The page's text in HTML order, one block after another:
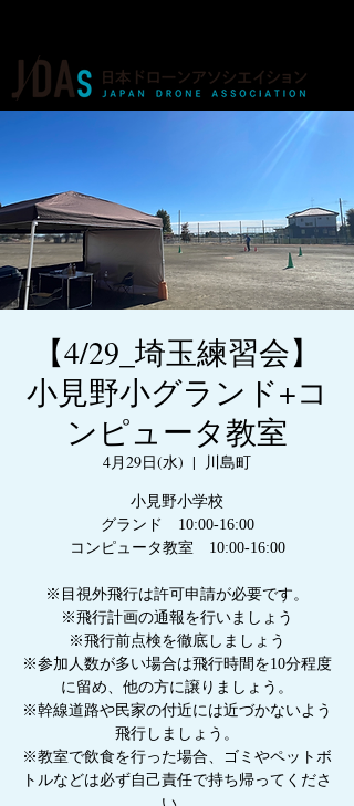
【4/29_埼玉練習会】
小見野小グランド+コ
ンピュータ教室
4月29日(水)
  |
川島町
小見野小学校
グランド 10:00-16:00
コンピュータ教室 10:00-16:00
※目視外飛行は許可申請が必要です。
※飛行計画の通報を行いましょう
※飛行前点検を徹底しましょう
※参加人数が多い場合は飛行時間を10分程度
に留め、他の方に譲りましょう。
※幹線道路や民家の付近には近づかないよう
飛行しましょう。
※教室で飲食を行った場合、ゴミやペットボ
トルなどは必ず自己責任で持ち帰ってくださ